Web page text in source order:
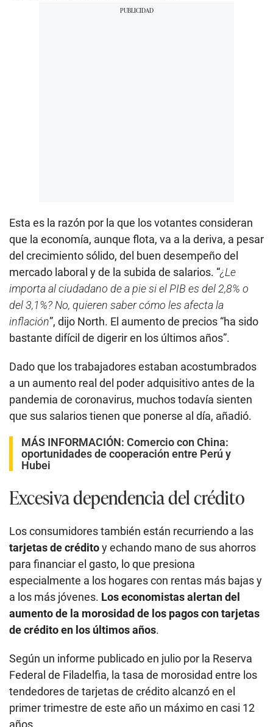
Esta es la razón por la que los votantes consideran
que la economía, aunque flota, va a la deriva, a pesar
del crecimiento sólido, del buen desempeño del
mercado laboral y de la subida de salarios. “¿Le
importa al ciudadano de a pie si el PIB es del 2,8% o
del 3,1%? No, quieren saber cómo les afecta la
inflación”, dijo North. El aumento de precios “ha sido
bastante difícil de digerir en los últimos años”.
Dado que los trabajadores estaban acostumbrados
a un aumento real del poder adquisitivo antes de la
pandemia de coronavirus, muchos todavía sienten
que sus salarios tienen que ponerse al día, añadió.
MÁS INFORMACIÓN: Comercio con China:
oportunidades de cooperación entre Perú y
Hubei
Excesiva dependencia del crédito
Los consumidores también están recurriendo a las
tarjetas de créditoy echando mano de sus ahorros
para financiar el gasto, lo que presiona
especialmente a los hogares con rentas más bajas y
a los más jóvenes. Los economistas alertan del
aumento de la morosidad de los pagos con tarjetas
de crédito en los últimos años.
Según un informe publicado en julio por la Reserva
Federal de Filadelfia, la tasa de morosidad entre los
tendedores de tarjetas de crédito alcanzó en el
primer trimestre de este año un máximo en casi 12
años.